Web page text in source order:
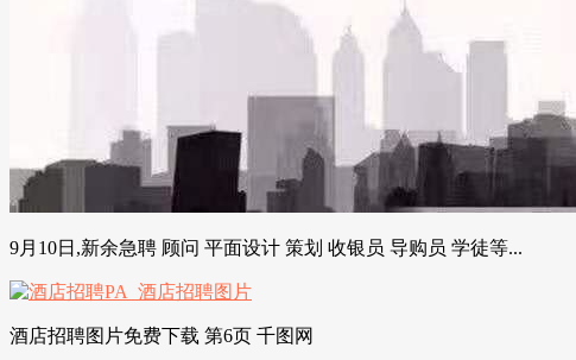
9月10日,新余急聘 顾问 平面设计 策划 收银员 导购员 学徒等...
酒店招聘图片免费下载 第6页 千图网